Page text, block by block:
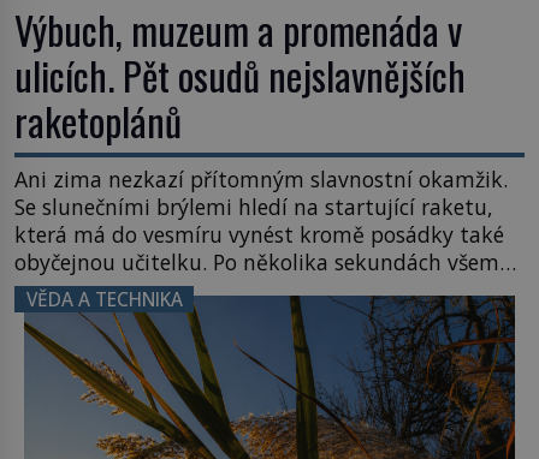
Výbuch, muzeum a promenáda v
ulicích. Pět osudů nejslavnějších
raketoplánů
Ani zima nezkazí přítomným slavnostní okamžik.
Se slunečními brýlemi hledí na startující raketu,
která má do vesmíru vynést kromě posádky také
obyčejnou učitelku. Po několika sekundách všem
ztuhnou úsměvy, stroj totiž exploduje. Jejich
konstrukce není z levného kraje, daňové
poplatníky stojí miliardy dolarů. Na druhou stranu
zvládnou jen představitelné věci. Na malé kousky
Název: Columbia První […]
VĚDA A TECHNIKA